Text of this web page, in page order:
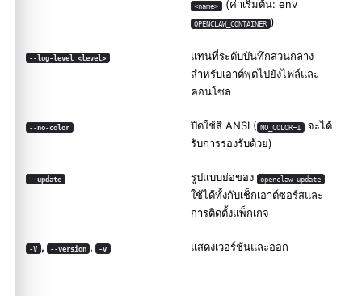
<name> (ค่าเริ่มต้น: env
OPENCLAW_CONTAINER )
--log-level <level>
แทนที่ระดับบันทึกส่วนกลาง
สำหรับเอาต์พุตไปยังไฟล์และ
คอนโซล
--no-color ปิดใช้สี ANSI ( NO_COLOR=1 จะได้
รับการรองรับด้วย)
--update รูปแบบย่อของ openclaw update
ใช้ได้ทั้งกับเช็กเอาต์ซอร์สและ
การติดตั้งแพ็กเกจ
-V , --version , -v แสดงเวอร์ชันและออก